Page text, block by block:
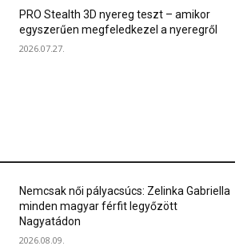
PRO Stealth 3D nyereg teszt – amikor
egyszerűen megfeledkezel a nyeregről
2026.07.27.
Nemcsak női pályacsúcs: Zelinka Gabriella
minden magyar férfit legyőzött
Nagyatádon
2026.08.09.